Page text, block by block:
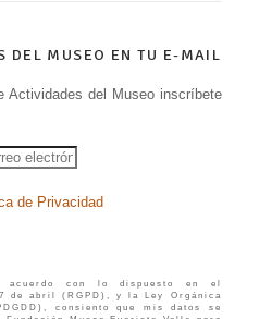
DEL MUSEO EN TU E-MAIL
Actividades del Museo inscríbete
de Privacidad
acuerdo con lo dispuesto en el
de abril (RGPD), y la Ley Orgánica
consiento que mis datos se